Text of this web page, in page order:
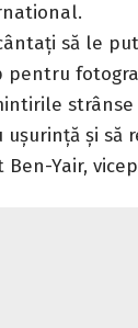
să le
pentru
strânse
ușurință și să
Ben-Yair,